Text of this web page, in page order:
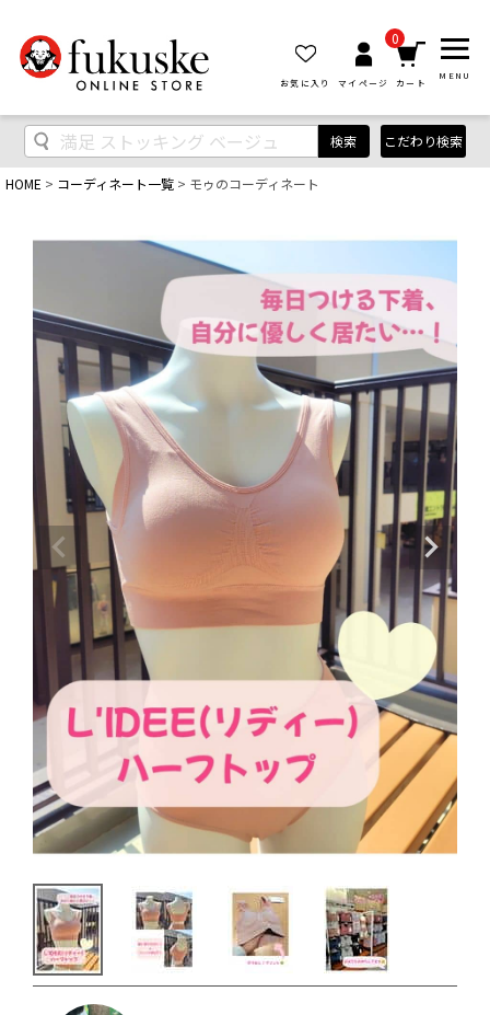
お気に入り マイページ
0
カート
MENU
検索 こだわり検索
HOME コーディネート一覧 モゥのコーディネート